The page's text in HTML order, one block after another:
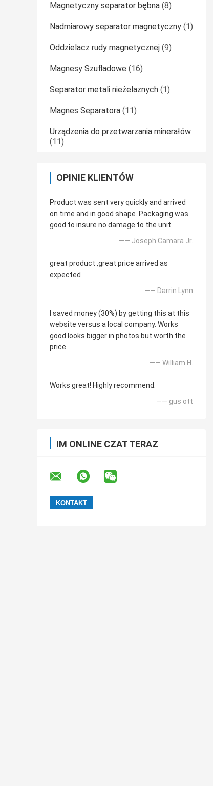
Magnetyczny separator bębna (8)
Nadmiarowy separator magnetyczny (1)
Oddzielacz rudy magnetycznej (9)
Magnesy Szufladowe (16)
Separator metali nieżelaznych (1)
Magnes Separatora (11)
Urządzenia do przetwarzania minerałów
(11)
OPINIE KLIENTÓW
Product was sent very quickly and arrived
on time and in good shape. Packaging was
good to insure no damage to the unit.
—— Joseph Camara Jr.
great product ,great price arrived as
expected
—— Darrin Lynn
I saved money (30%) by getting this at this
website versus a local company. Works
good looks bigger in photos but worth the
price
—— William H.
Works great! Highly recommend.
—— gus ott
IM ONLINE CZAT TERAZ